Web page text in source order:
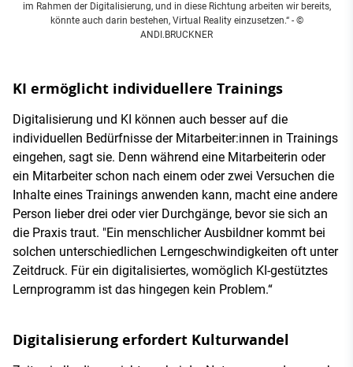
im Rahmen der Digitalisierung, und in diese Richtung arbeiten wir bereits,
könnte auch darin bestehen, Virtual Reality einzusetzen.“ - ©
ANDI.BRUCKNER
KI ermöglicht individuellere Trainings
Digitalisierung und KI können auch besser auf die
individuellen Bedürfnisse der Mitarbeiter:innen in Trainings
eingehen, sagt sie. Denn während eine Mitarbeiterin oder
ein Mitarbeiter schon nach einem oder zwei Versuchen die
Inhalte eines Trainings anwenden kann, macht eine andere
Person lieber drei oder vier Durchgänge, bevor sie sich an
die Praxis traut. "Ein menschlicher Ausbildner kommt bei
solchen unterschiedlichen Lerngeschwindigkeiten oft unter
Zeitdruck. Für ein digitalisiertes, womöglich KI-gestütztes
Lernprogramm ist das hingegen kein Problem.“
Digitalisierung erfordert Kulturwandel